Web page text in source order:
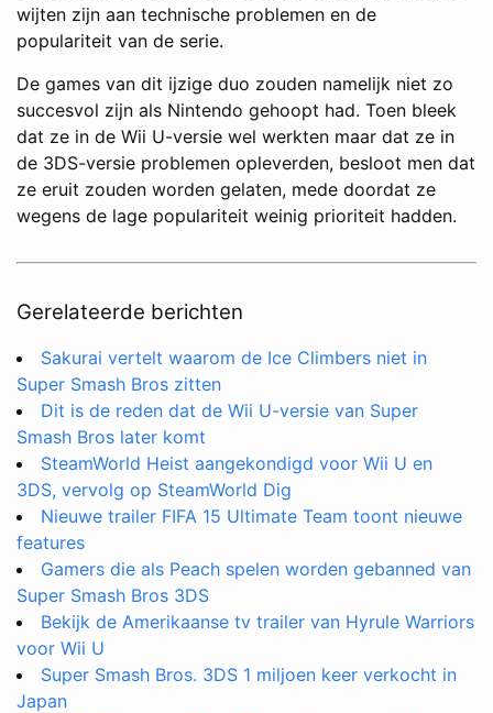
wijten zijn aan technische problemen en de
populariteit van de serie.
De games van dit ijzige duo zouden namelijk niet zo
succesvol zijn als Nintendo gehoopt had. Toen bleek
dat ze in de Wii U-versie wel werkten maar dat ze in
de 3DS-versie problemen opleverden, besloot men dat
ze eruit zouden worden gelaten, mede doordat ze
wegens de lage populariteit weinig prioriteit hadden.
Gerelateerde berichten
Sakurai vertelt waarom de Ice Climbers niet in
Super Smash Bros zitten
Dit is de reden dat de Wii U-versie van Super
Smash Bros later komt
SteamWorld Heist aangekondigd voor Wii U en
3DS, vervolg op SteamWorld Dig
Nieuwe trailer FIFA 15 Ultimate Team toont nieuwe
features
Gamers die als Peach spelen worden gebanned van
Super Smash Bros 3DS
Bekijk de Amerikaanse tv trailer van Hyrule Warriors
voor Wii U
Super Smash Bros. 3DS 1 miljoen keer verkocht in
Japan